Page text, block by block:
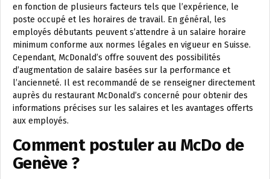
en fonction de plusieurs facteurs tels que l’expérience, le
poste occupé et les horaires de travail. En général, les
employés débutants peuvent s’attendre à un salaire horaire
minimum conforme aux normes légales en vigueur en Suisse.
Cependant, McDonald’s offre souvent des possibilités
d’augmentation de salaire basées sur la performance et
l’ancienneté. Il est recommandé de se renseigner directement
auprès du restaurant McDonald’s concerné pour obtenir des
informations précises sur les salaires et les avantages offerts
aux employés.
Comment postuler au McDo de
Genève ?